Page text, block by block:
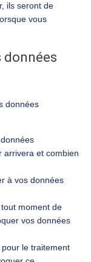
ils seront de
vous
données
données
arrivera et combien
à vos données
moment de
vos données
le traitement